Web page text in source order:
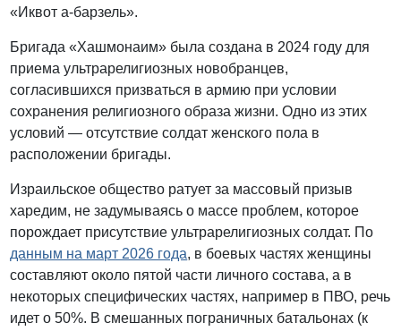
«Иквот а-барзель».
Бригада «Хашмонаим» была создана в 2024 году для
приема ультрарелигиозных новобранцев,
согласившихся призваться в армию при условии
сохранения религиозного образа жизни. Одно из этих
условий — отсутствие солдат женского пола в
расположении бригады.
Израильское общество ратует за массовый призыв
харедим, не задумываясь о массе проблем, которое
порождает присутствие ультрарелигиозных солдат. По
данным на март 2026 года, в боевых частях женщины
составляют около пятой части личного состава, а в
некоторых специфических частях, например в ПВО, речь
идет о 50%. В смешанных пограничных батальонах (к